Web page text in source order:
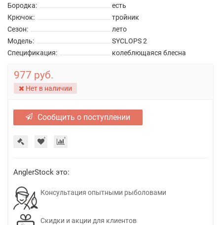
Бородка:
есть
Крючок:
тройник
Сезон:
лето
Модель:
SYCLOPS 2
Спецификация:
колеблющаяся блесна
977 руб.
Нет в наличии
Сообщить о поступлении
AnglerStock это:
Консультация опытными рыболовами
Скидки и акции для клиентов